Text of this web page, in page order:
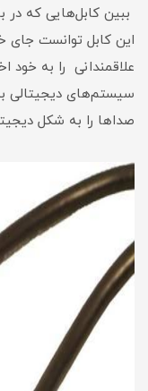
ببین کابل‌هایی که در
این کابل توانست جای
علاقمندانی را به
سیستم‌های دیجیتالی
صدا‌ها را به شکل